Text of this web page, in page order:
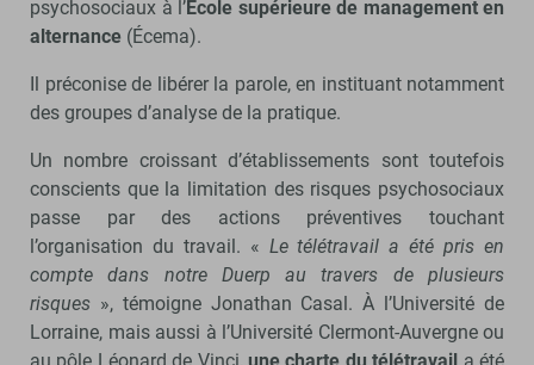
psychosociaux à l’École supérieure de management en
alternance (Écema).
Il préconise de libérer la parole, en instituant notamment
des groupes d’analyse de la pratique.
Un nombre croissant d’établissements sont toutefois
conscients que la limitation des risques psychosociaux
passe par des actions préventives touchant
l’organisation du travail. « Le télétravail a été pris en
compte dans notre Duerp au travers de plusieurs
risques », témoigne Jonathan Casal. À l’Université de
Lorraine, mais aussi à l’Université Clermont-Auvergne ou